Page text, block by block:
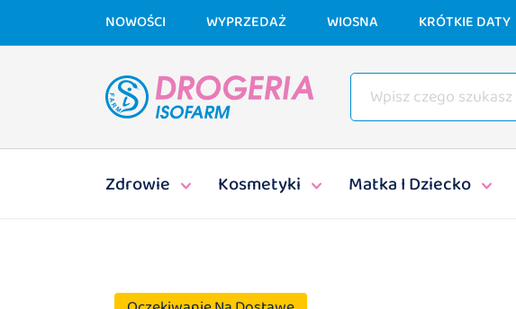
NOWOŚCI WYPRZEDAŻ WIOSNA KRÓTKIE DATY
Zdrowie Kosmetyki Matka I Dziecko